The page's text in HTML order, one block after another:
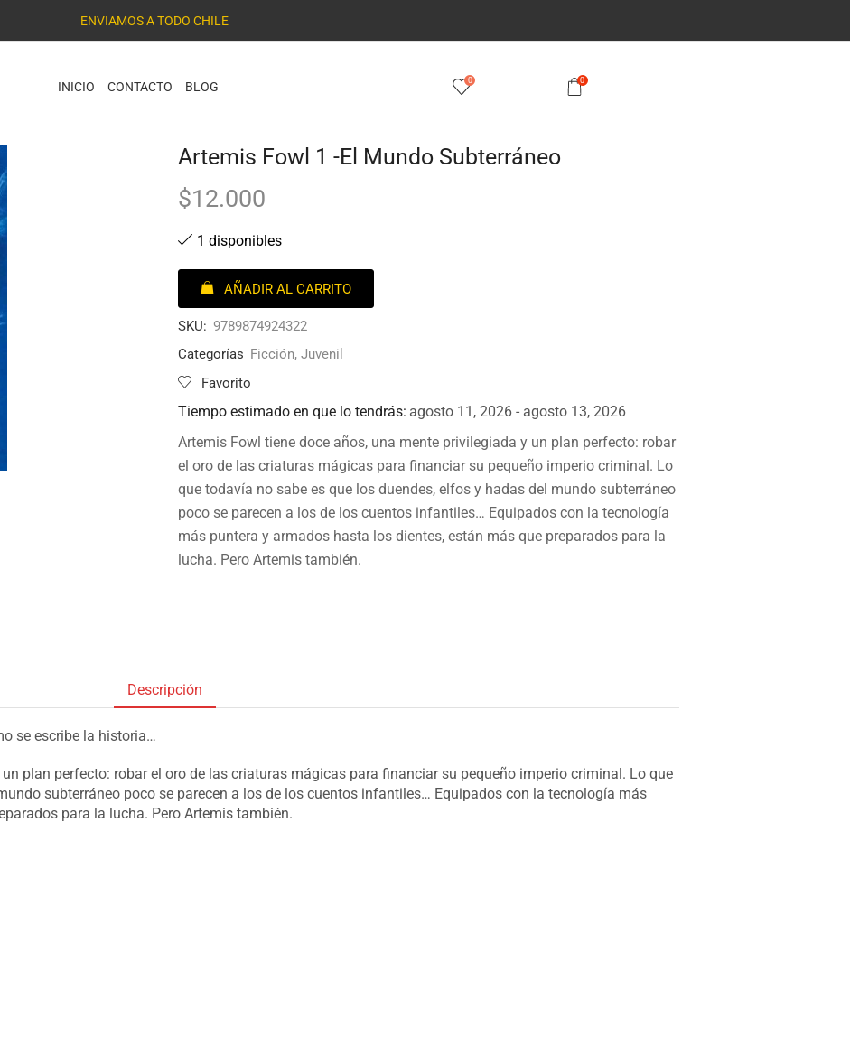
ENVIAMOS A TODO CHILE
INICIO CONTACTO BLOG 0 0
Artemis Fowl 1 -El Mundo Subterráneo
$12.000
1 disponibles
AÑADIR AL CARRITO
SKU: 9789874924322
Categorías Ficción, Juvenil
Favorito
Tiempo estimado en que lo tendrás: agosto 11, 2026 - agosto 13, 2026
Artemis Fowl tiene doce años, una mente privilegiada y un plan perfecto: robar
el oro de las criaturas mágicas para financiar su pequeño imperio criminal. Lo
que todavía no sabe es que los duendes, elfos y hadas del mundo subterráneo
poco se parecen a los de los cuentos infantiles… Equipados con la tecnología
más puntera y armados hasta los dientes, están más que preparados para la
lucha. Pero Artemis también.
Descripción
se escribe la historia…
plan perfecto: robar el oro de las criaturas mágicas para financiar su pequeño imperio criminal. Lo que
subterráneo poco se parecen a los de los cuentos infantiles… Equipados con la tecnología más
para la lucha. Pero Artemis también.